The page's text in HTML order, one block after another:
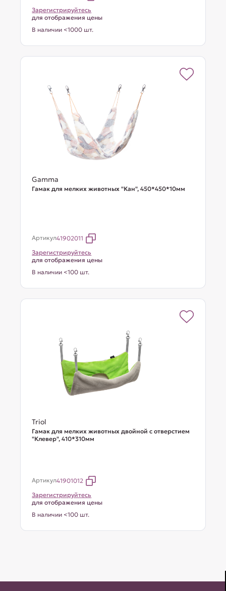
Зарегистрируйтесь
для отображения цены
В наличии <1000 шт.
Gamma
Гамак для мелких животных "Кан", 450*450*10мм
Артикул41902011
Зарегистрируйтесь
для отображения цены
В наличии <100 шт.
Triol
Гамак для мелких животных двойной с отверстием
"Клевер", 410*310мм
Артикул41901012
Зарегистрируйтесь
для отображения цены
В наличии <100 шт.